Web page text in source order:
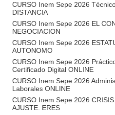
CURSO Inem Sepe 2026
DISTANCIA
CURSO Inem Sepe 2026 EL
NEGOCIACION
CURSO Inem Sepe 2026
AUTONOMO
CURSO Inem Sepe 2026
Certificado Digital ONLINE
CURSO Inem Sepe 2026
Laborales ONLINE
CURSO Inem Sepe 2026
AJUSTE. ERES